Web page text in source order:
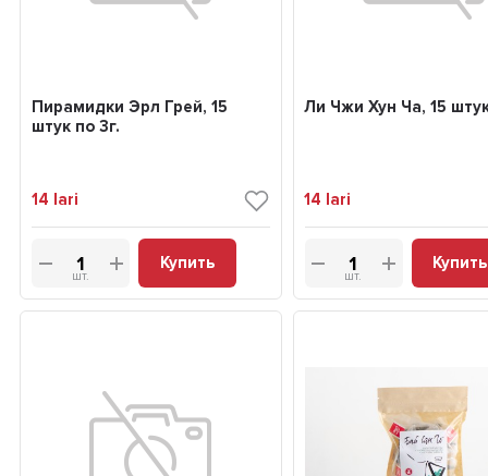
Пирамидки Эрл Грей, 15
штук по 3г.
14 lari
шт.
Купить
Ли Чжи Хун Ча, 15
14 lari
шт.
Купить